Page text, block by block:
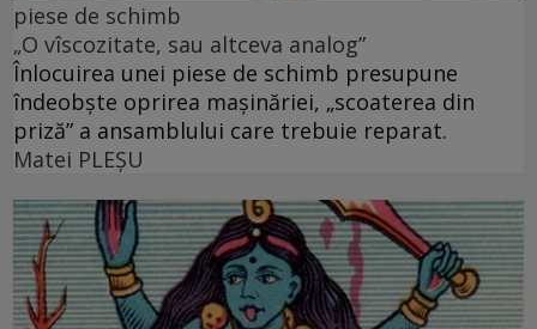
piese de schimb
„O vîscozitate, sau altceva analog”
Înlocuirea unei piese de schimb presupune
îndeobște oprirea mașinăriei, „scoaterea din
priză” a ansamblului care trebuie reparat.
Matei PLEŞU